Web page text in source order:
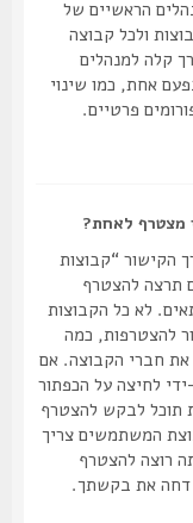
הראשיים של
קבוצה
למנהלים
כמו שינוי
פרטיים.
לאחת?
“קבוצות
להצטרף
כל הקבוצות
כמה
חברי הקבוצה. אם
על הכפתור
לבקש להצטרף
צריך
להצטרף
את בקשתך.